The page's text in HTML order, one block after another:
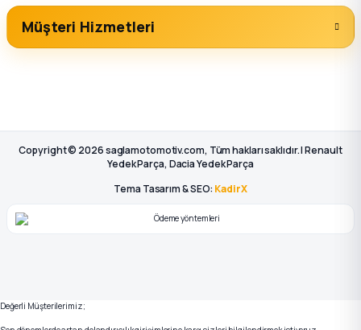
Müşteri Hizmetleri
Copyright © 2026 saglamotomotiv.com, Tüm hakları saklıdır. | Renault
Yedek Parça, Dacia Yedek Parça
Tema Tasarım & SEO: KadirX
Değerli Müşterilerimiz;